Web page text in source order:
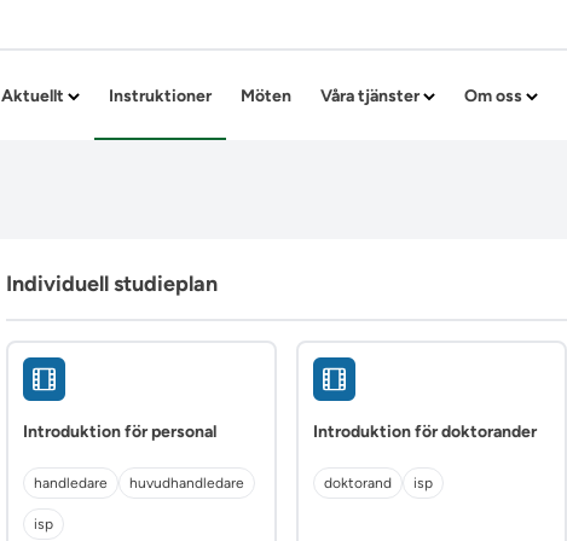
Aktuellt Instruktioner Möten Våra tjänster Om oss
Individuell studieplan
Introduktion för personal
handledare huvudhandledare
isp
Introduktion för doktorander
doktorand isp